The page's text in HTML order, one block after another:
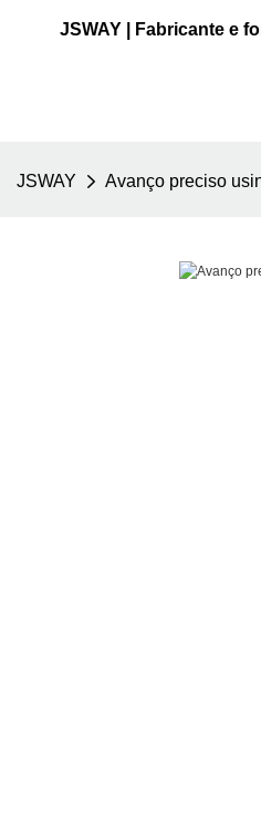
JSWAY | Fabricante e
JSWAY Avanço preciso